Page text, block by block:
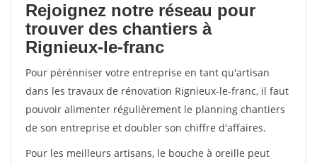
Rejoignez notre réseau pour
trouver des chantiers à
Rignieux-le-franc
Pour pérénniser votre entreprise en tant qu'artisan
dans les travaux de rénovation Rignieux-le-franc, il faut
pouvoir alimenter régulièrement le planning chantiers
de son entreprise et doubler son chiffre d'affaires.
Pour les meilleurs artisans, le bouche à oreille peut